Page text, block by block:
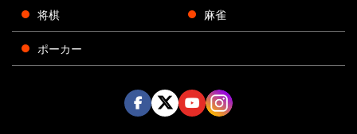
将棋 麻雀
ポーカー